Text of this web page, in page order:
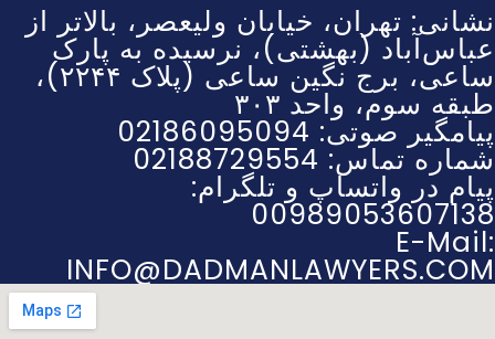
نشانی: تهران، خیابان ولیعصر، بالاتر از
عباس‌آباد (بهشتی)، نرسیده به پارک
ساعی، برج نگین ساعی (پلاک ۲۲۴۴)،
طبقه سوم، واحد ۳۰۳
پیامگیر صوتی: 02186095094
شماره تماس: 02188729554
پیام در واتساپ و تلگرام:
00989053607138
E-Mail:
INFO@DADMANLAWYERS.COM